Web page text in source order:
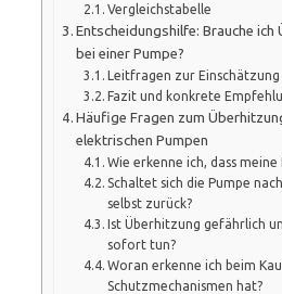
Vergleichstabelle
Entscheidungshilfe: Brauche
bei einer Pumpe?
Leitfragen zur
Fazit und konkrete
Häufige Fragen zum
elektrischen Pumpen
Wie erkenne ich, dass
Schaltet sich die Pumpe
selbst zurück?
Ist Überhitzung gefährlich
sofort tun?
Woran erkenne ich beim
Schutzmechanismen hat?